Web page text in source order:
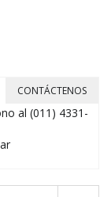
al (011) 4331-
CONTÁCTENOS